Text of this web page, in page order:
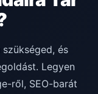
és
Legyen
ről, SEO-barát